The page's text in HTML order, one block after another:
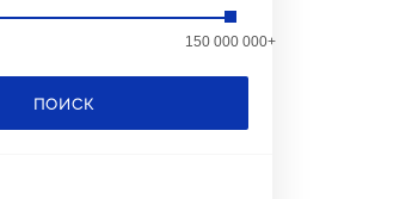
150 000 000+
ПОИСК